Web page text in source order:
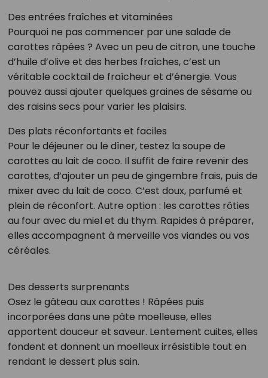
Des entrées fraîches et vitaminées
Pourquoi ne pas commencer par une salade de
carottes râpées ? Avec un peu de citron, une touche
d’huile d’olive et des herbes fraîches, c’est un
véritable cocktail de fraîcheur et d’énergie. Vous
pouvez aussi ajouter quelques graines de sésame ou
des raisins secs pour varier les plaisirs.
Des plats réconfortants et faciles
Pour le déjeuner ou le dîner, testez la soupe de
carottes au lait de coco. Il suffit de faire revenir des
carottes, d’ajouter un peu de gingembre frais, puis de
mixer avec du lait de coco. C’est doux, parfumé et
plein de réconfort. Autre option : les carottes rôties
au four avec du miel et du thym. Rapides à préparer,
elles accompagnent à merveille vos viandes ou vos
céréales.
Des desserts surprenants
Osez le gâteau aux carottes ! Râpées puis
incorporées dans une pâte moelleuse, elles
apportent douceur et saveur. Lentement cuites, elles
fondent et donnent un moelleux irrésistible tout en
rendant le dessert plus sain.